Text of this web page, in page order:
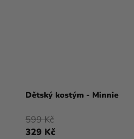
Dětský kostým - Minnie
329 Kč
599 Kč